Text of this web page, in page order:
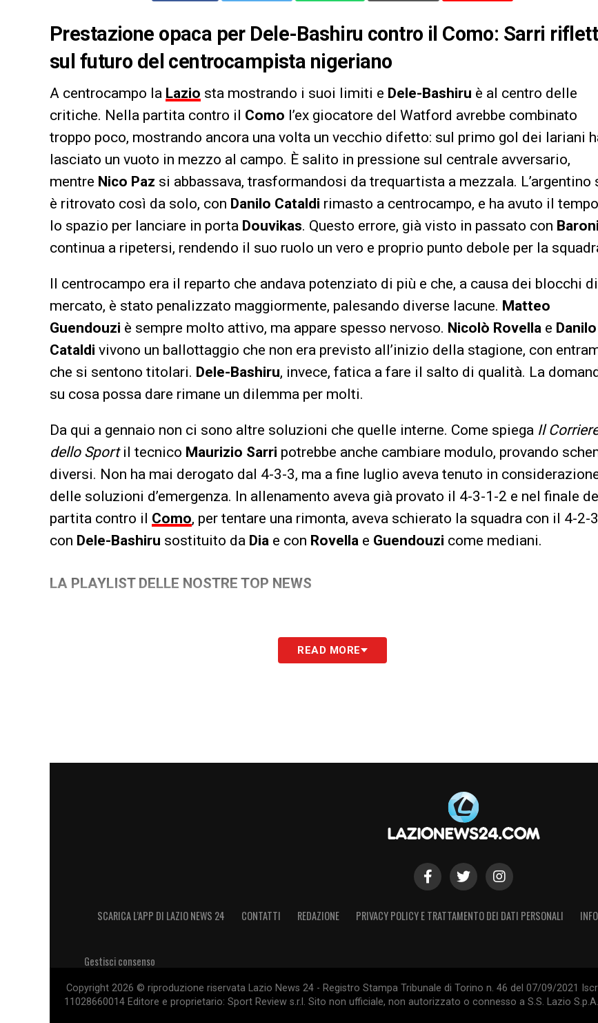
Prestazione opaca per Dele-Bashiru contro il Como: Sarri
sul futuro del centrocampista nigeriano
A centrocampo la Lazio sta mostrando i suoi limiti e Dele-Bashiru è al centro delle
critiche. Nella partita contro il Como l’ex giocatore del Watford avrebbe combinato
troppo poco, mostrando ancora una volta un vecchio difetto: sul primo gol dei lariani
lasciato un vuoto in mezzo al campo. È salito in pressione sul centrale avversario,
mentre Nico Paz si abbassava, trasformandosi da trequartista a mezzala. L’argentino
è ritrovato così da solo, con Danilo Cataldi rimasto a centrocampo, e ha avuto il
lo spazio per lanciare in porta Douvikas. Questo errore, già visto in passato con Baroni
continua a ripetersi, rendendo il suo ruolo un vero e proprio punto debole per la
Il centrocampo era il reparto che andava potenziato di più e che, a causa dei blocchi di
mercato, è stato penalizzato maggiormente, palesando diverse lacune. Matteo
Guendouzi è sempre molto attivo, ma appare spesso nervoso. Nicolò Rovella e Danilo
Cataldi vivono un ballottaggio che non era previsto all’inizio della stagione, con
che si sentono titolari. Dele-Bashiru, invece, fatica a fare il salto di qualità. La
su cosa possa dare rimane un dilemma per molti.
Da qui a gennaio non ci sono altre soluzioni che quelle interne. Come spiega Il
dello Sport il tecnico Maurizio Sarri potrebbe anche cambiare modulo, provando
diversi. Non ha mai derogato dal 4-3-3, ma a fine luglio aveva tenuto in
delle soluzioni d’emergenza. In allenamento aveva già provato il 4-3-1-2 e nel finale
partita contro il Como, per tentare una rimonta, aveva schierato la squadra con il 4-2-
con Dele-Bashiru sostituito da Dia e con Rovella e Guendouzi come mediani.
LA PLAYLIST DELLE NOSTRE TOP NEWS
READ MORE
SCARICA L’APP DI LAZIO NEWS 24 CONTATTI REDAZIONE PRIVACY POLICY E TRATTAMENTO DEI DATI PERSONALI
Gestisci consenso
Copyright 2026 © riproduzione riservata Lazio News 24 - Registro Stampa Tribunale di Torino n. 46 del 07/09/2021
11028660014 Editore e proprietario: Sport Review s.r.l. Sito non ufficiale, non autorizzato o connesso a S.S. Lazio